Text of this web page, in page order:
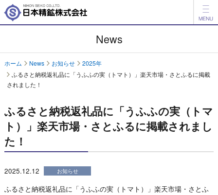
開発品情報
会社案内
ESG情報
採用情報
English
News
ホーム News お知らせ
2025年
ふるさと納税返礼品に「うふふの実（トマト）」楽天市場・さとふるに掲載
されました！
ふるさと納税返礼品に「うふふの実（トマ
ト）」楽天市場・さとふるに掲載されまし
た！
2025.12.12 お知らせ
ふるさと納税返礼品に「うふふの実（トマト）」楽天市場・さとふ